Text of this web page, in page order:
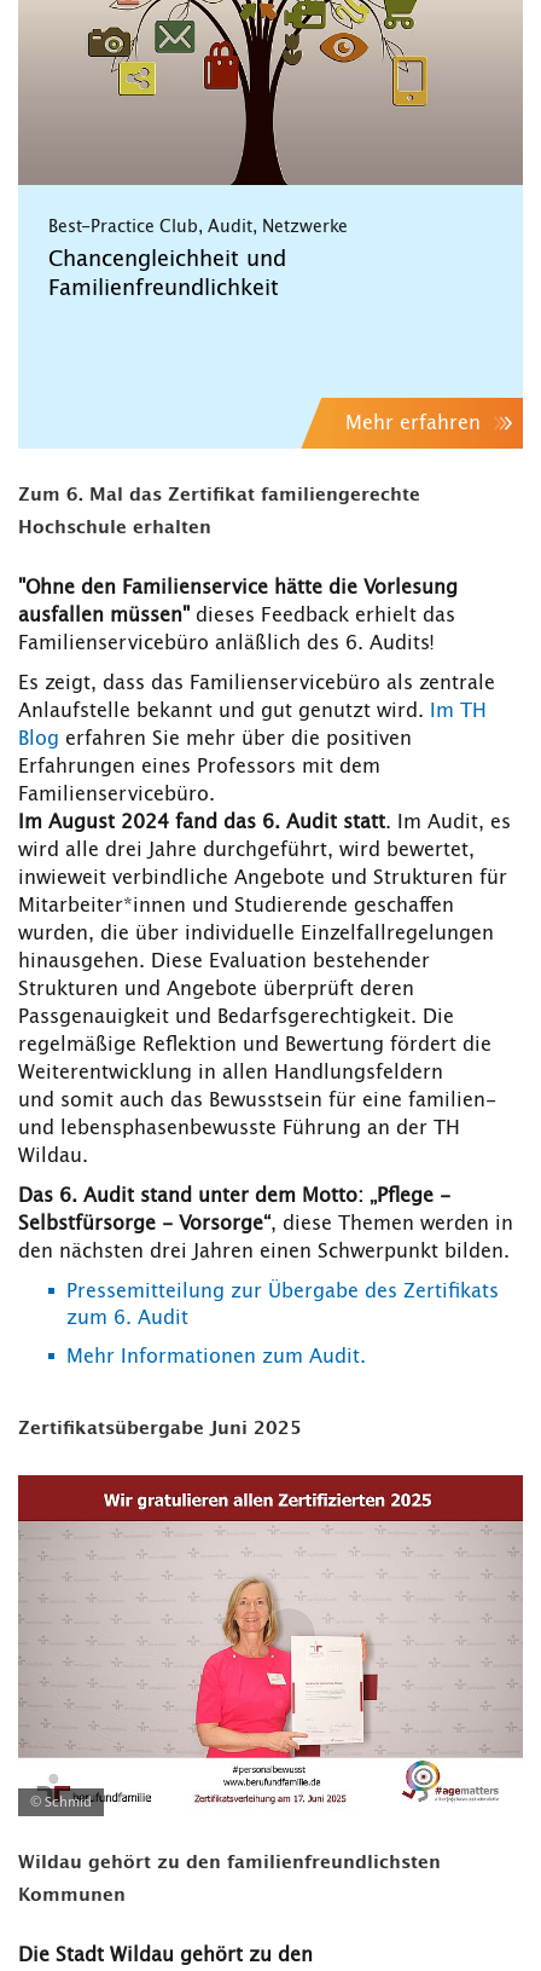
Best-Practice Club, Audit, Netzwerke
Chancengleichheit und
Familienfreundlichkeit
Mehr erfahren
Zum 6. Mal das Zertifikat familiengerechte
Hochschule erhalten
"Ohne den Familienservice hätte die Vorlesung
ausfallen müssen" dieses Feedback erhielt das
Familienservicebüro anläßlich des 6. Audits!
Es zeigt, dass das Familienservicebüro als zentrale
Anlaufstelle bekannt und gut genutzt wird.
Im TH
Blog erfahren Sie mehr über die positiven
Erfahrungen eines Professors mit dem
Familienservicebüro.
Im August 2024 fand das 6. Audit statt. Im Audit, es
wird alle drei Jahre durchgeführt, wird bewertet,
inwieweit verbindliche Angebote und Strukturen für
Mitarbeiter*innen und Studierende geschaffen
wurden, die über individuelle Einzelfallregelungen
hinausgehen. Diese Evaluation bestehender
Strukturen und Angebote überprüft deren
Passgenauigkeit und Bedarfsgerechtigkeit. Die
regelmäßige Reflektion und Bewertung fördert die
Weiterentwicklung in allen Handlungsfeldern
und somit auch das Bewusstsein für eine familien-
und lebensphasenbewusste Führung an der TH
Wildau.
Das 6. Audit stand unter dem Motto: „Pflege -
Selbstfürsorge - Vorsorge“, diese Themen werden in
den nächsten drei Jahren einen Schwerpunkt bilden.
Pressemitteilung zur Übergabe des Zertifikats
zum 6. Audit
Mehr Informationen zum Audit.
Zertifikatsübergabe Juni 2025
© Schmid
Wildau gehört zu den familienfreundlichsten
Kommunen
Die Stadt Wildau gehört zu den